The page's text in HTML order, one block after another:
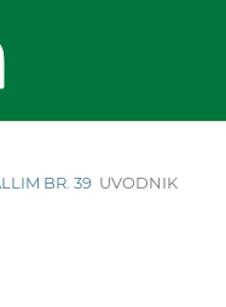
BR. 39 UVODNIK